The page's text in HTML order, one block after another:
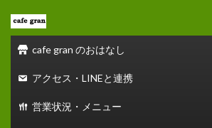
cafe gran のおはなし
アクセス・LINEと連携
営業状況・メニュー